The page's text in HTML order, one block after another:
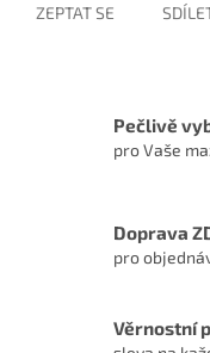
ZEPTAT SE
Pečlivě
pro Vaše
Doprava
pro
Věrnostní